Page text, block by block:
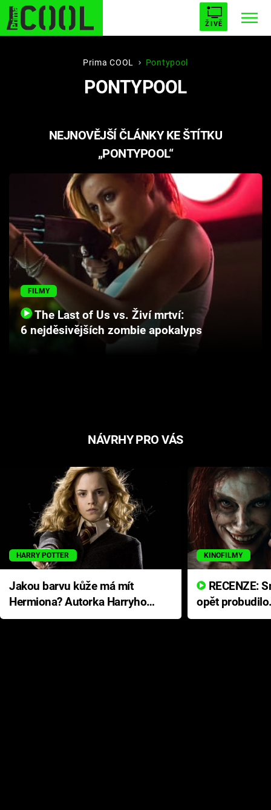
ŽIVĚ
STARHOUSE BUFFY, PŘEMOŽITELKA UPÍRŮ
PLNEJ KOTEL AVENGERS 5
Seriály
Hry
Cool Esport
Pořady
Prima COOL Pontypool
PONTYPOOL
NEJNOVĚJŠÍ ČLÁNKY KE ŠTÍTKU
„PONTYPOOL“
FILMY
The Last of Us vs. Živí mrtví:
6 nejděsivějších zombie apokalyps
NÁVRHY PRO VÁS
HARRY POTTER
Jakou barvu kůže má mít
Hermiona? Autorka Harryho
Pottera přišla s ráznou
KINOFILMY
opět
přichází s